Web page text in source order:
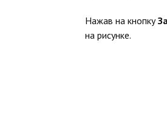
Нажав на кнопку
на рисунке.